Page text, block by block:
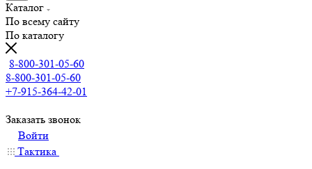
Каталог
По всему сайту
По каталогу
8-800-301-05-60
8-800-301-05-60
+7-915-364-42-01
Заказать звонок
Войти
Тактика